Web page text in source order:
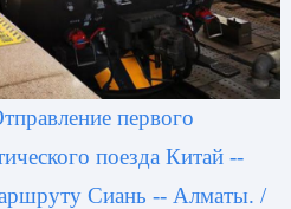
первого
поезда Китай --
Сиань -- Алматы. /